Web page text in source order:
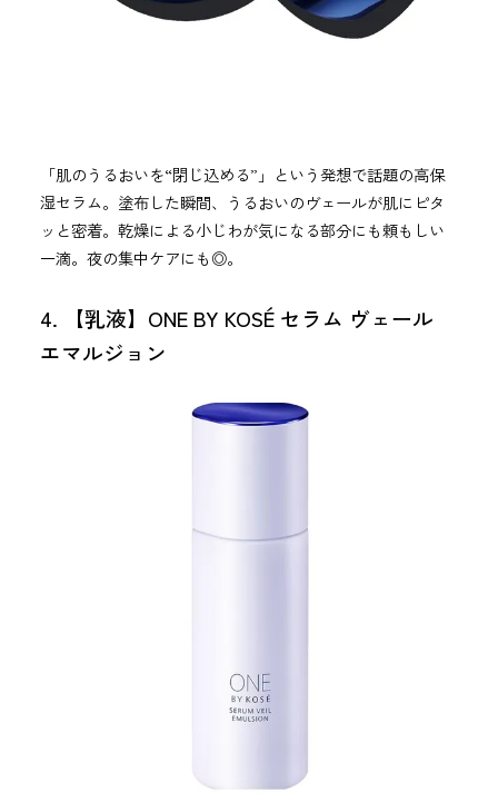
「肌のうるおいを“閉じ込める”」という発想で話題の高保
湿セラム。塗布した瞬間、うるおいのヴェールが肌にピタ
ッと密着。乾燥による小じわが気になる部分にも頼もしい
一滴。夜の集中ケアにも◎。
4. 【乳液】ONE BY KOSÉ セラム ヴェール
エマルジョン